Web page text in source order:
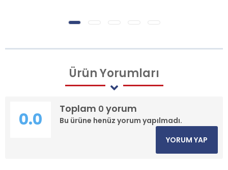
ÜrünYorumları
Toplam 0 yorum
Bu ürüne henüz yorum yapılmadı.
0.0
YORUM YAP